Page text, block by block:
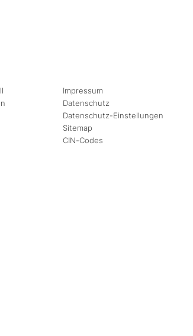
Impressum
Datenschutz
Datenschutz-Einstellungen
Sitemap
CIN-Codes